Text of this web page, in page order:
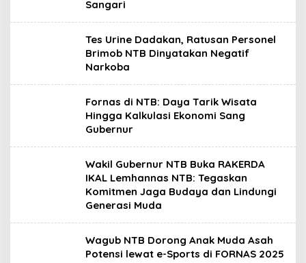
Sangari
Tes Urine Dadakan, Ratusan Personel
Brimob NTB Dinyatakan Negatif
Narkoba
Fornas di NTB: Daya Tarik Wisata
Hingga Kalkulasi Ekonomi Sang
Gubernur
Wakil Gubernur NTB Buka RAKERDA
IKAL Lemhannas NTB: Tegaskan
Komitmen Jaga Budaya dan Lindungi
Generasi Muda
Wagub NTB Dorong Anak Muda Asah
Potensi lewat e-Sports di FORNAS 2025